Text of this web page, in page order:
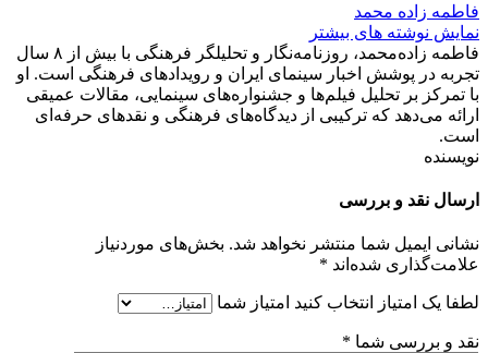
فاطمه زاده محمد
نمایش نوشته های بیشتر
فاطمه زاده‌محمد، روزنامه‌نگار و تحلیلگر فرهنگی با بیش از ۸ سال
تجربه در پوشش اخبار سینمای ایران و رویدادهای فرهنگی است. او
با تمرکز بر تحلیل فیلم‌ها و جشنواره‌های سینمایی، مقالات عمیقی
ارائه می‌دهد که ترکیبی از دیدگاه‌های فرهنگی و نقدهای حرفه‌ای
است.
نویسنده
ارسال نقد و بررسی
نشانی ایمیل شما منتشر نخواهد شد. بخش‌های موردنیاز
علامت‌گذاری شده‌اند *
لطفا یک امتیاز انتخاب کنید امتیاز شما
نقد و بررسی شما *